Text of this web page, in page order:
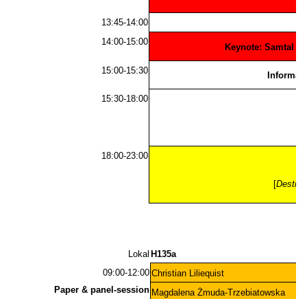
13:45-14:00
14:00-15:00
Keynote: Samtal
15:00-15:30
15:30-18:00
18:00-23:00
[
Lokal H135a
09:00-12:00
Paper & panel-session
Christian Liliequist
Magdalena Żmuda-Trzebiatowska